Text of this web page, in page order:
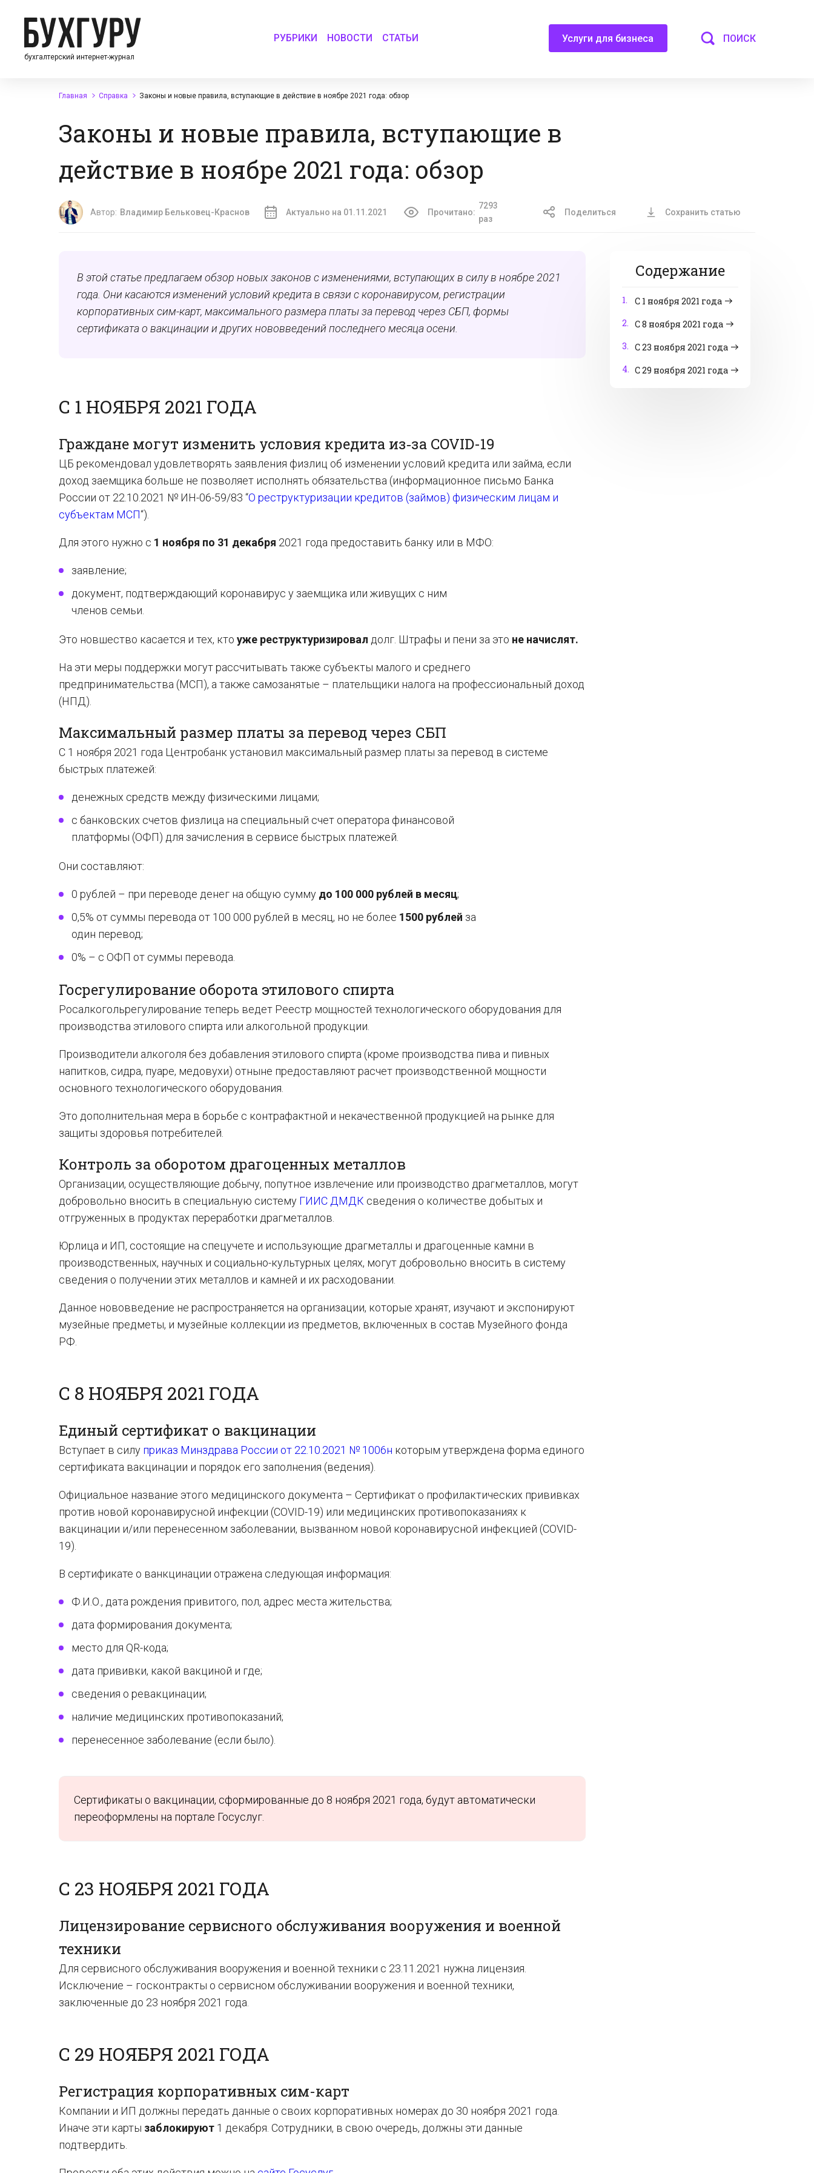
бухгалтерский интернет-журнал
РУБРИКИ НОВОСТИ СТАТЬИ Услуги для бизнеса ПОИСК
Главная Справка Законы и новые правила, вступающие в действие в ноябре 2021 года: обзор
Законы и новые правила, вступающие в
действие в ноябре 2021 года: обзор
Автор: Владимир Бельковец-Краснов Актуально на 01.11.2021 Прочитано:
7293
раз
Поделиться Сохранить статью
Содержание
1.
С 1 ноября 2021 года
2. С 8 ноября 2021 года
3. С 23 ноября 2021 года
4. С 29 ноября 2021 года
В этой статье предлагаем обзор новых законов с изменениями, вступающих в силу в ноябре 2021
года. Они касаются изменений условий кредита в связи с коронавирусом, регистрации
корпоративных сим-карт, максимального размера платы за перевод через СБП, формы
сертификата о вакцинации и других нововведений последнего месяца осени.
С 1 НОЯБРЯ 2021 ГОДА
Граждане могут изменить условия кредита из‑за COVID-19
ЦБ рекомендовал удовлетворять заявления физлиц об изменении условий кредита или займа, если
доход заемщика больше не позволяет исполнять обязательства (информационное письмо Банка
России от 22.10.2021 № ИН-06-59/83 “О реструктуризации кредитов (займов) физическим лицам и
субъектам МСП“).
Для этого нужно с 1 ноября по 31 декабря 2021 года предоставить банку или в МФО:
заявление;
документ, подтверждающий коронавирус у заемщика или живущих с ним
членов семьи.
Это новшество касается и тех, кто уже реструктуризировал долг. Штрафы и пени за это не начислят.
На эти меры поддержки могут рассчитывать также субъекты малого и среднего
предпринимательства (МСП), а также самозанятые – плательщики налога на профессиональный доход
(НПД).
Максимальный размер платы за перевод через СБП
С 1 ноября 2021 года Центробанк установил максимальный размер платы за перевод в системе
быстрых платежей:
денежных средств между физическими лицами;
с банковских счетов физлица на специальный счет оператора финансовой
платформы (ОФП) для зачисления в сервисе быстрых платежей.
Они составляют:
0 рублей – при переводе денег на общую сумму до 100 000 рублей в месяц;
0,5% от суммы перевода от 100 000 рублей в месяц, но не более 1500 рублей за
один перевод;
0% – с ОФП от суммы перевода.
Госрегулирование оборота этилового спирта
Росалкогольрегулирование теперь ведет Реестр мощностей технологического оборудования для
производства этилового спирта или алкогольной продукции.
Производители алкоголя без добавления этилового спирта (кроме производства пива и пивных
напитков, сидра, пуаре, медовухи) отныне предоставляют расчет производственной мощности
основного технологического оборудования.
Это дополнительная мера в борьбе с контрафактной и некачественной продукцией на рынке для
защиты здоровья потребителей.
Контроль за оборотом драгоценных металлов
Организации, осуществляющие добычу, попутное извлечение или производство драгметаллов, могут
добровольно вносить в специальную систему ГИИС ДМДК сведения о количестве добытых и
отгруженных в продуктах переработки драгметаллов.
Юрлица и ИП, состоящие на спецучете и использующие драгметаллы и драгоценные камни в
производственных, научных и социально-культурных целях, могут добровольно вносить в систему
сведения о получении этих металлов и камней и их расходовании.
Данное нововведение не распространяется на организации, которые хранят, изучают и экспонируют
музейные предметы, и музейные коллекции из предметов, включенных в состав Музейного фонда
РФ.
С 8 НОЯБРЯ 2021 ГОДА
Единый сертификат о вакцинации
Вступает в силу приказ Минздрава России от 22.10.2021 № 1006н которым утверждена форма единого
сертификата вакцинации и порядок его заполнения (ведения).
Официальное название этого медицинского документа – Сертификат о профилактических прививках
против новой коронавирусной инфекции (COVID-19) или медицинских противопоказаниях к
вакцинации и/или перенесенном заболевании, вызванном новой коронавирусной инфекцией (COVID-
19).
В сертификате о ванкцинации отражена следующая информация:
Ф.И.О., дата рождения привитого, пол, адрес места жительства;
дата формирования документа;
место для QR-кода;
дата прививки, какой вакциной и где;
сведения о ревакцинации;
наличие медицинских противопоказаний;
перенесенное заболевание (если было).
Сертификаты о вакцинации, сформированные до 8 ноября 2021 года, будут автоматически
переоформлены на портале Госуслуг.
С 23 НОЯБРЯ 2021 ГОДА
Лицензирование сервисного обслуживания вооружения и военной
техники
Для сервисного обслуживания вооружения и военной техники с 23.11.2021 нужна лицензия.
Исключение – госконтракты о сервисном обслуживании вооружения и военной техники,
заключенные до 23 ноября 2021 года.
С 29 НОЯБРЯ 2021 ГОДА
Регистрация корпоративных сим-карт
Компании и ИП должны передать данные о своих корпоративных номерах до 30 ноября 2021 года.
Иначе эти карты заблокируют 1 декабря. Сотрудники, в свою очередь, должны эти данные
подтвердить.